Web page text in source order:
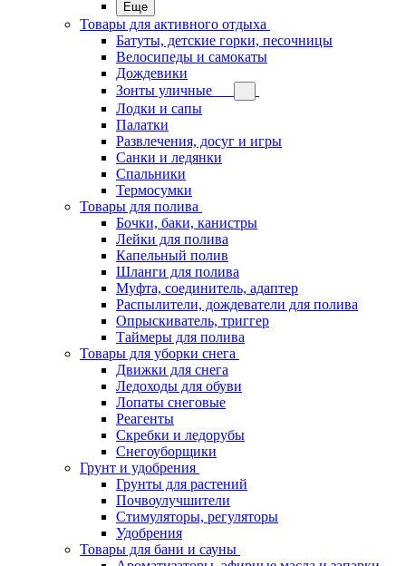
Еще
Товары для активного отдыха
Батуты, детские горки, песочницы
Велосипеды и самокаты
Дождевики
Зонты уличные
Лодки и сапы
Палатки
Развлечения, досуг и игры
Санки и ледянки
Спальники
Термосумки
Товары для полива
Бочки, баки, канистры
Лейки для полива
Капельный полив
Шланги для полива
Муфта, соединитель, адаптер
Распылители, дождеватели для полива
Опрыскиватель, триггер
Таймеры для полива
Товары для уборки снега
Движки для снега
Ледоходы для обуви
Лопаты снеговые
Реагенты
Скребки и ледорубы
Снегоуборщики
Грунт и удобрения
Грунты для растений
Почвоулучшители
Стимуляторы, регуляторы
Удобрения
Товары для бани и сауны